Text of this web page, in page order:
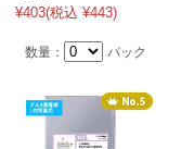
¥403(税込 ¥443)
数量： パック